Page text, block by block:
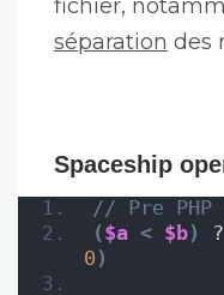
fichier,
séparation des
Spaceship
// Pre PHP
($a < $b) ?
0 )